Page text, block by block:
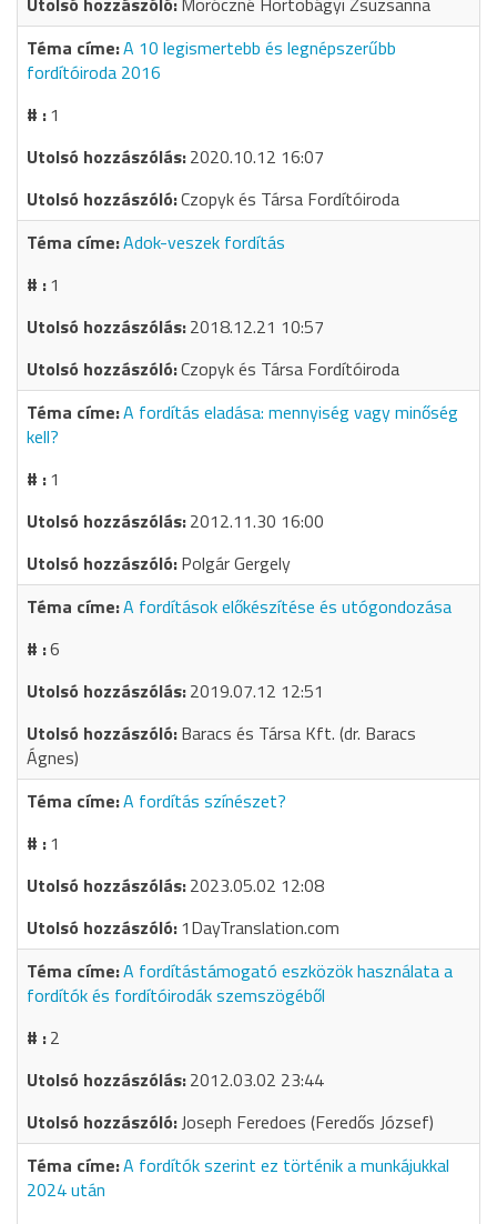
A 10 legismertebb és legnépszerűbb
fordítóiroda 2016
1
2020.10.12 16:07
Czopyk és Társa Fordítóiroda
Adok-veszek fordítás
1
2018.12.21 10:57
Czopyk és Társa Fordítóiroda
A fordítás eladása: mennyiség vagy minőség
kell?
1
2012.11.30 16:00
Polgár Gergely
A fordítások előkészítése és utógondozása
6
2019.07.12 12:51
Baracs és Társa Kft. (dr. Baracs
Ágnes)
A fordítás színészet?
1
2023.05.02 12:08
1DayTranslation.com
A fordítástámogató eszközök használata a
fordítók és fordítóirodák szemszögéből
2
2012.03.02 23:44
Joseph Feredoes (Feredős József)
A fordítók szerint ez történik a munkájukkal
2024 után